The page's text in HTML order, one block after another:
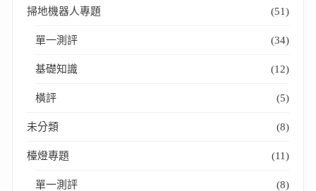
掃地機器人專題 (51)
單一測評 (34)
基礎知識 (12)
橫評 (5)
未分類 (8)
檯燈專題 (11)
單一測評 (8)